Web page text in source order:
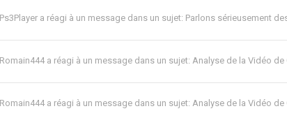
Ps3Player a réagi à un message dans un sujet: Parlons sérieusement
Romain444a réagi à un message dans un sujet: Analyse de la Vidéo de
Romain444a réagi à un message dans un sujet: Analyse de la Vidéo de